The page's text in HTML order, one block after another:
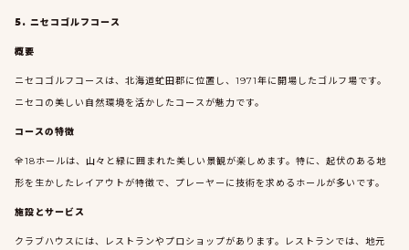
5. ニセコゴルフコース
概要
ニセコゴルフコースは、北海道虻田郡に位置し、1971年に開場したゴルフ場です。
ニセコの美しい自然環境を活かしたコースが魅力です。
コースの特徴
全18ホールは、山々と緑に囲まれた美しい景観が楽しめます。特に、起伏のある地
形を生かしたレイアウトが特徴で、プレーヤーに技術を求めるホールが多いです。
施設とサービス
クラブハウスには、レストランやプロショップがあります。レストランでは、地元